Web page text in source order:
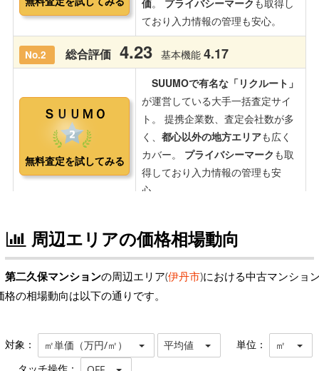
周辺エリアの価格相場動向
第二久保マンションの周辺エリア(伊丹市)における中古マンショ
格の相場動向は以下の通りです。
対象： ㎡単価（万円/㎡） 平均値 単位： ㎡